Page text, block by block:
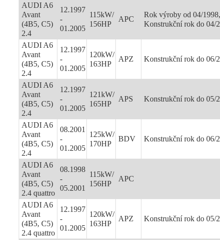
AUDI A6
Avant
(4B5, C5)
2.4
12.1997
-
01.2005
115kW/
156HP
APC
Rok výroby od 04/1998,
Konstrukční rok do 04/
AUDI A6
Avant
(4B5, C5)
2.4
12.1997
-
01.2005
120kW/
163HP
APZ Konstrukční rok do 06/
AUDI A6
Avant
(4B5, C5)
2.4
12.1997
-
01.2005
121kW/
165HP
APS Konstrukční rok do 05/
AUDI A6
Avant
(4B5, C5)
2.4
08.2001
-
01.2005
125kW/
170HP
BDV Konstrukční rok do 06/
AUDI A6
Avant
(4B5, C5)
2.4 quattro
08.1998
-
05.2001
115kW/
156HP
APC
AUDI A6
Avant
(4B5, C5)
2.4 quattro
12.1997
-
01.2005
120kW/
163HP
APZ Konstrukční rok do 05/